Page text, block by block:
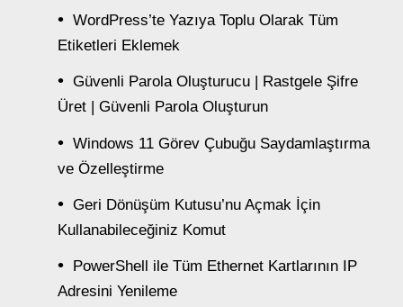
WordPress’te Yazıya Toplu Olarak Tüm
Etiketleri Eklemek
Güvenli Parola Oluşturucu | Rastgele Şifre
Üret | Güvenli Parola Oluşturun
Windows 11 Görev Çubuğu Saydamlaştırma
ve Özelleştirme
Geri Dönüşüm Kutusu’nu Açmak İçin
Kullanabileceğiniz Komut
PowerShell ile Tüm Ethernet Kartlarının IP
Adresini Yenileme